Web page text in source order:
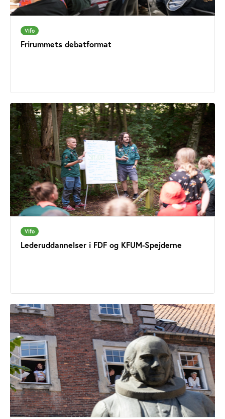
Vifo
Frirummets debatformat
Vifo
Lederuddannelser i FDF og KFUM-Spejderne